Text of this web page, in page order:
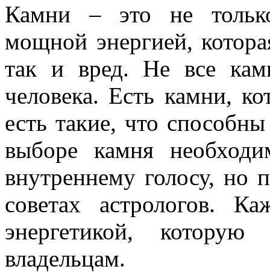
Камни – это не
мощной энергией,
так и вред. Не все
человека. Есть камни,
есть такие, что
выборе камня
внутреннему голосу, но
советах астрологов.
энергетикой, которую
владельцам.